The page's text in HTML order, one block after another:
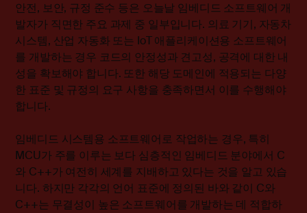
안전, 보안, 규정 준수 등은 오늘날 임베디드 소프트웨어 개
발자가 직면한 주요 과제 중 일부입니다. 의료 기기, 자동차
시스템, 산업 자동화 또는 IoT 애플리케이션용 소프트웨어
를 개발하는 경우 코드의 안정성과 견고성, 공격에 대한 내
성을 확보해야 합니다. 또한 해당 도메인에 적용되는 다양
한 표준 및 규정의 요구 사항을 충족하면서 이를 수행해야
합니다.
임베디드 시스템용 소프트웨어로 작업하는 경우, 특히
MCU가 주를 이루는 보다 심층적인 임베디드 분야에서 C
와 C++가 여전히 세계를 지배하고 있다는 것을 알고 있습
니다. 하지만 각각의 언어 표준에 정의된 바와 같이 C와
C++는 무결성이 높은 소프트웨어를 개발하는 데 적합하